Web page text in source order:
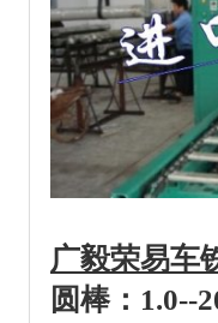
广毅荣易车
圆棒：1.0--